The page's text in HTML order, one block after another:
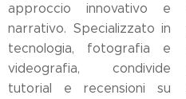
approccio innovativo e
narrativo. Specializzato in
tecnologia, fotografia e
videografia, condivide
tutorial e recensioni su